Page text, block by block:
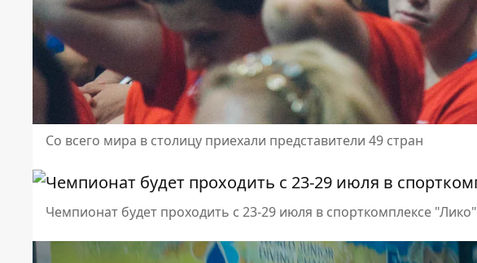
Со всего мира в столицу приехали представители 49 стран
Чемпионат будет проходить с 23-29 июля в спорткомплексе "Лико"